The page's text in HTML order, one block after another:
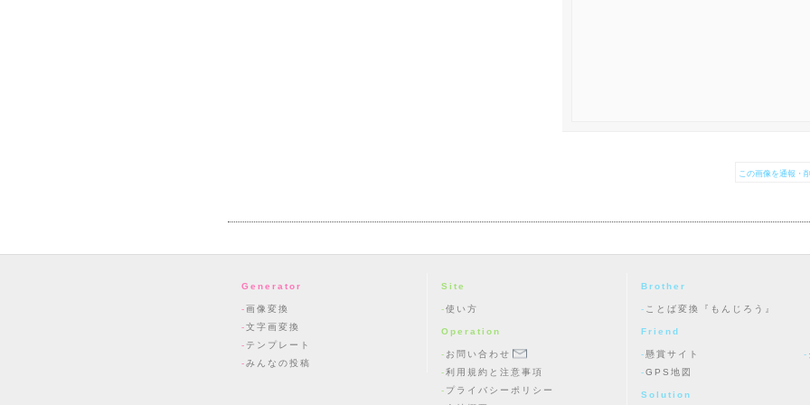
この画像を通報・
Generator
画像変換
文字画変換
テンプレート
みんなの投稿
Site
使い方
Operation
お問い合わせ
利用規約と注意事項
プライバシーポリシー
Brother
ことば変換『もんじろう』
Friend
懸賞サイト
GPS地図
Solution